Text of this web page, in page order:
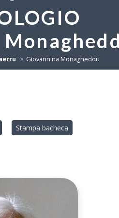
Giovannina Monagheddu
Stampa bacheca